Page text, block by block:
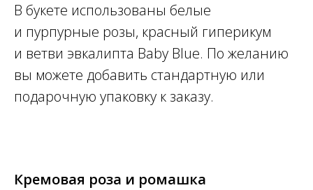
В букете использованы белые
и пурпурные розы, красный гиперикум
и ветви эвкалипта Baby Blue. По желанию
вы можете добавить стандартную или
подарочную упаковку к заказу.
Кремовая роза и ромашка